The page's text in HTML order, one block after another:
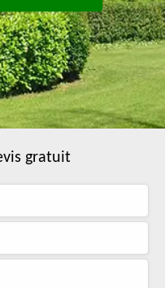
gratuit